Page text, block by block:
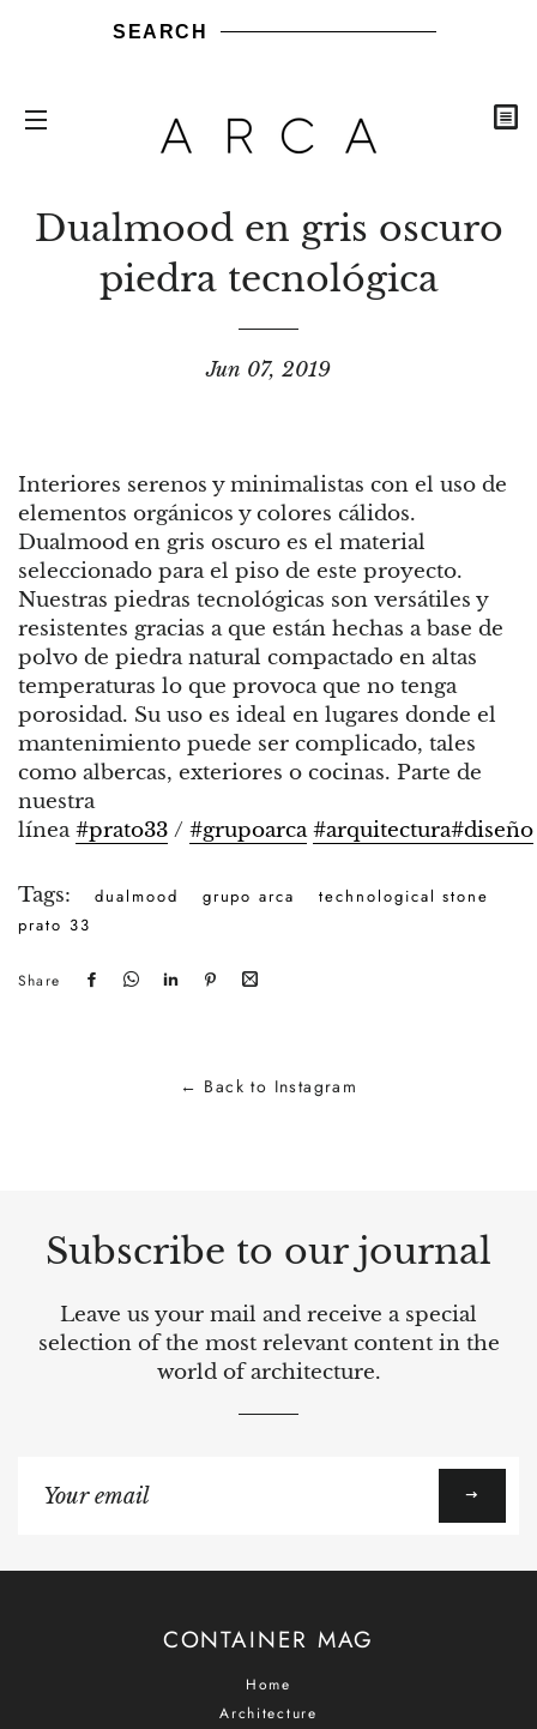
SITE NAVIGATION
SEARCH
Dualmood en gris oscuro
piedra tecnológica
Jun 07, 2019
Interiores serenos y minimalistas con el uso de
elementos orgánicos y colores cálidos.
Dualmood en gris oscuro es el material
seleccionado para el piso de este proyecto.
Nuestras piedras tecnológicas son versátiles y
resistentes gracias a que están hechas a base de
polvo de piedra natural compactado en altas
temperaturas lo que provoca que no tenga
porosidad. Su uso es ideal en lugares donde el
mantenimiento puede ser complicado, tales
como albercas, exteriores o cocinas. Parte de
nuestra
línea#prato33 / #grupoarca #arquitectura#diseño
Tags: dualmood grupo arca
technological stone
prato 33
Share
Share
Send
WhatsApp
Send
LinkedIn
Pin
← Back to Instagram
Subscribe to our journal
Leave us your mail and receive a special
selection of the most relevant content in the
world of architecture.
up
CONTAINER MAG
Home
Architecture